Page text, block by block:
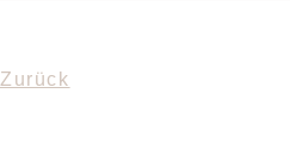
Zurück